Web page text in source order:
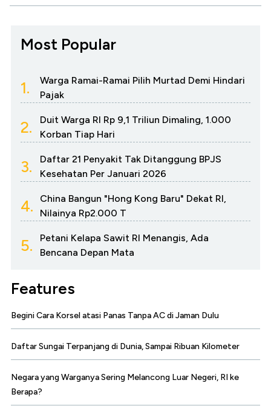
Most Popular
1.
Warga Ramai-Ramai Pilih Murtad Demi Hindari
Pajak
2.
Duit Warga RI Rp 9,1 Triliun Dimaling, 1.000
Korban Tiap Hari
3.
Daftar 21 Penyakit Tak Ditanggung BPJS
Kesehatan Per Januari 2026
4.
China Bangun "Hong Kong Baru" Dekat RI,
Nilainya Rp2.000 T
5.
Petani Kelapa Sawit RI Menangis, Ada
Bencana Depan Mata
Features
Begini Cara Korsel atasi Panas Tanpa AC di Jaman Dulu
Daftar Sungai Terpanjang di Dunia, Sampai Ribuan Kilometer
Negara yang Warganya Sering Melancong Luar Negeri, RI ke
Berapa?